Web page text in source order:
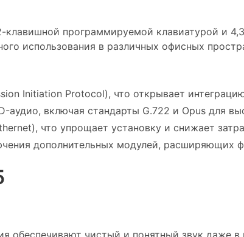
клавишной программируемой клавиатурой и
использования в различных офисных
Initiation Protocol), что открывает
аудио, включая стандарты G.722 и Opus для
что упрощает установку и снижает
дополнительных модулей, расширяющих
обеспечивают чистый и понятный звук даже